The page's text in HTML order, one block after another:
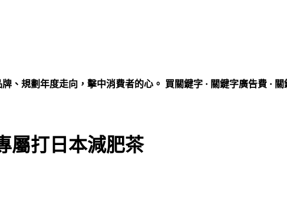
、規劃年度走向，擊中消費者的心。 買關鍵字 · 關鍵字廣告費 ·
屬打日本減肥茶